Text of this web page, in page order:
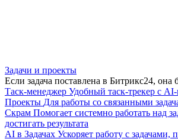
Задачи и проекты
Если задача поставлена в Битрикс24, она
Таск-менеджер Удобный таск-трекер с
Проекты Для работы со связанными
Скрам Помогает системно работать над
достигать результата
AI в Задачах Ускоряет работу с задачами,